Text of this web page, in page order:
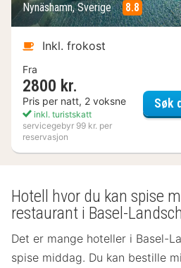
Nynäshamn, Sverige 8.8
Inkl. frokost
Fra
2800 kr.
Pris per natt, 2 voksne
inkl. turistskatt
servicegebyr 99 kr. per
reservasjon
Søk
Hotell hvor du kan spise
restaurant i Basel-
Det er mange hoteller i Basel-
spise middag. Du kan bestille